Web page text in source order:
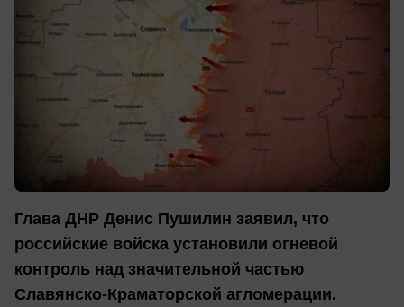
Глава ДНР Денис Пушилин заявил, что
российские войска установили огневой
контроль над значительной частью
Славянско-Краматорской агломерации.